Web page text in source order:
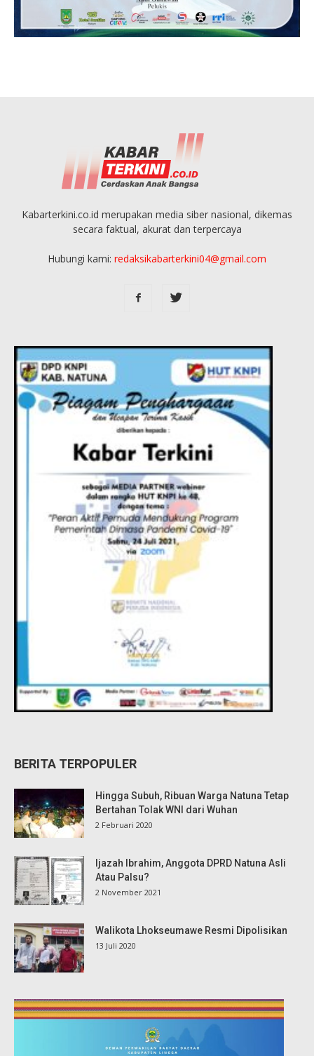
Kabarterkini.co.id merupakan media siber nasional, dikemas
secara faktual, akurat dan terpercaya
Hubungi kami: redaksikabarterkini04@gmail.com
BERITA TERPOPULER
Hingga Subuh, Ribuan Warga Natuna Tetap
Bertahan Tolak WNI dari Wuhan
2 Februari 2020
Ijazah Ibrahim, Anggota DPRD Natuna Asli
Atau Palsu?
2 November 2021
Walikota Lhokseumawe Resmi Dipolisikan
13 Juli 2020